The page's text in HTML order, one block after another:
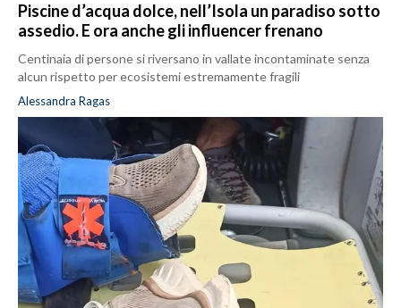
Piscine d’acqua dolce, nell’Isola un paradiso sotto
assedio. E ora anche gli influencer frenano
Centinaia di persone si riversano in vallate incontaminate senza
alcun rispetto per ecosistemi estremamente fragili
Alessandra Ragas